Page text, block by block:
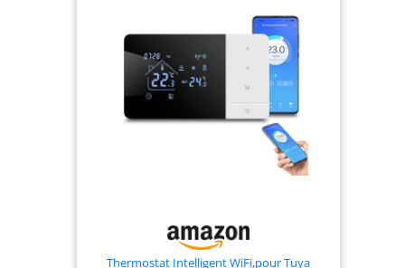
Thermostat Intelligent WiFi,pour Tuya